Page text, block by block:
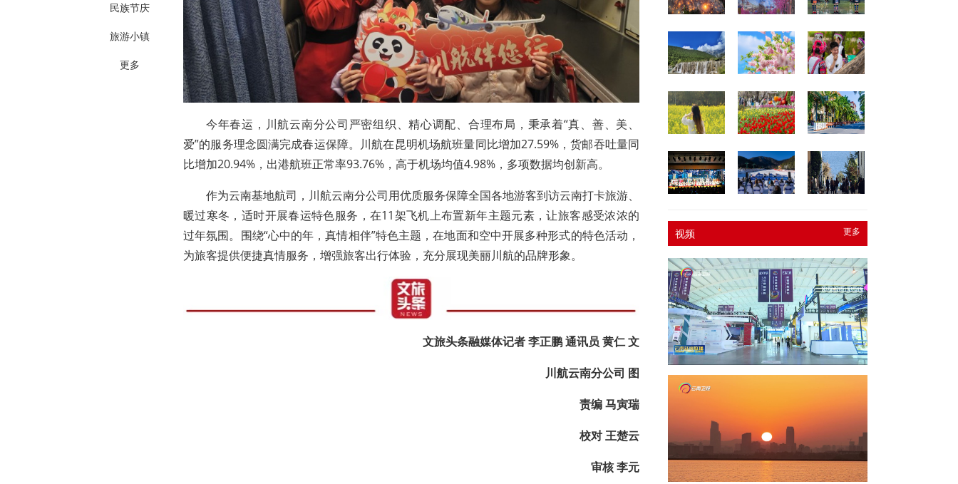
民族节庆
旅游小镇
更多
今年春运，川航云南分公司严密组织、精心调配、合理布局，秉承着“真、善、美、
爱”的服务理念圆满完成春运保障。川航在昆明机场航班量同比增加27.59%，货邮吞吐量同
比增加20.94%，出港航班正常率93.76%，高于机场均值4.98%，多项数据均创新高。
作为云南基地航司，川航云南分公司用优质服务保障全国各地游客到访云南打卡旅游、
暖过寒冬，适时开展春运特色服务，在11架飞机上布置新年主题元素，让旅客感受浓浓的
过年氛围。围绕“心中的年，真情相伴”特色主题，在地面和空中开展多种形式的特色活动，
为旅客提供便捷真情服务，增强旅客出行体验，充分展现美丽川航的品牌形象。
文旅头条融媒体记者 李正鹏 通讯员 黄仁 文
川航云南分公司 图
责编 马寅瑞
校对 王楚云
审核 李元
更多
视频